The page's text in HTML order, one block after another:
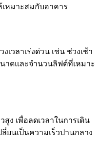
หมาะสมกับอาคาร
วลาเร่งด่วน เช่น ช่วงเช้า
าดและจำนวนลิฟต์ที่เหมาะ
ง เพื่อลดเวลาในการเดิน
ยนเป็นความเร็วปานกลาง